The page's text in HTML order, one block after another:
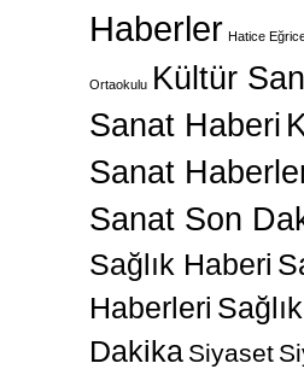
Haberler Hatice
Ortaokulu Kültür
Sanat Haberi
Sanat
Sanat Son
Sağlık Haberi
Haberleri
Dakika Siyaset